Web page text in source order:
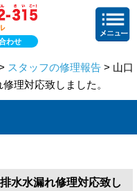
わせ
スタッフの修理報告 > 山口
理対応致しました。
水水漏れ修理対応致し